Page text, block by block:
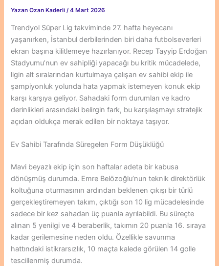
Yazan Ozan Kaderli/4 Mart 2026
Trendyol Süper Lig takviminde 27. hafta heyecanı
yaşanırken, İstanbul derbilerinden biri daha futbolseverleri
ekran başına kilitlemeye hazırlanıyor. Recep Tayyip Erdoğan
Stadyumu’nun ev sahipliği yapacağı bu kritik mücadelede,
ligin alt sıralarından kurtulmaya çalışan ev sahibi ekip ile
şampiyonluk yolunda hata yapmak istemeyen konuk ekip
karşı karşıya geliyor. Sahadaki form durumları ve kadro
derinlikleri arasındaki belirgin fark, bu karşılaşmayı stratejik
açıdan oldukça merak edilen bir noktaya taşıyor.
Ev Sahibi Tarafında Süregelen Form Düşüklüğü
Mavi beyazlı ekip için son haftalar adeta bir kabusa
dönüşmüş durumda. Emre Belözoğlu’nun teknik direktörlük
koltuğuna oturmasının ardından beklenen çıkışı bir türlü
gerçekleştiremeyen takım, çıktığı son 10 lig mücadelesinde
sadece bir kez sahadan üç puanla ayrılabildi. Bu süreçte
alınan 5 yenilgi ve 4 beraberlik, takımın 20 puanla 16. sıraya
kadar gerilemesine neden oldu. Özellikle savunma
hattındaki istikrarsızlık, 10 maçta kalede görülen 14 golle
tescillenmiş durumda.